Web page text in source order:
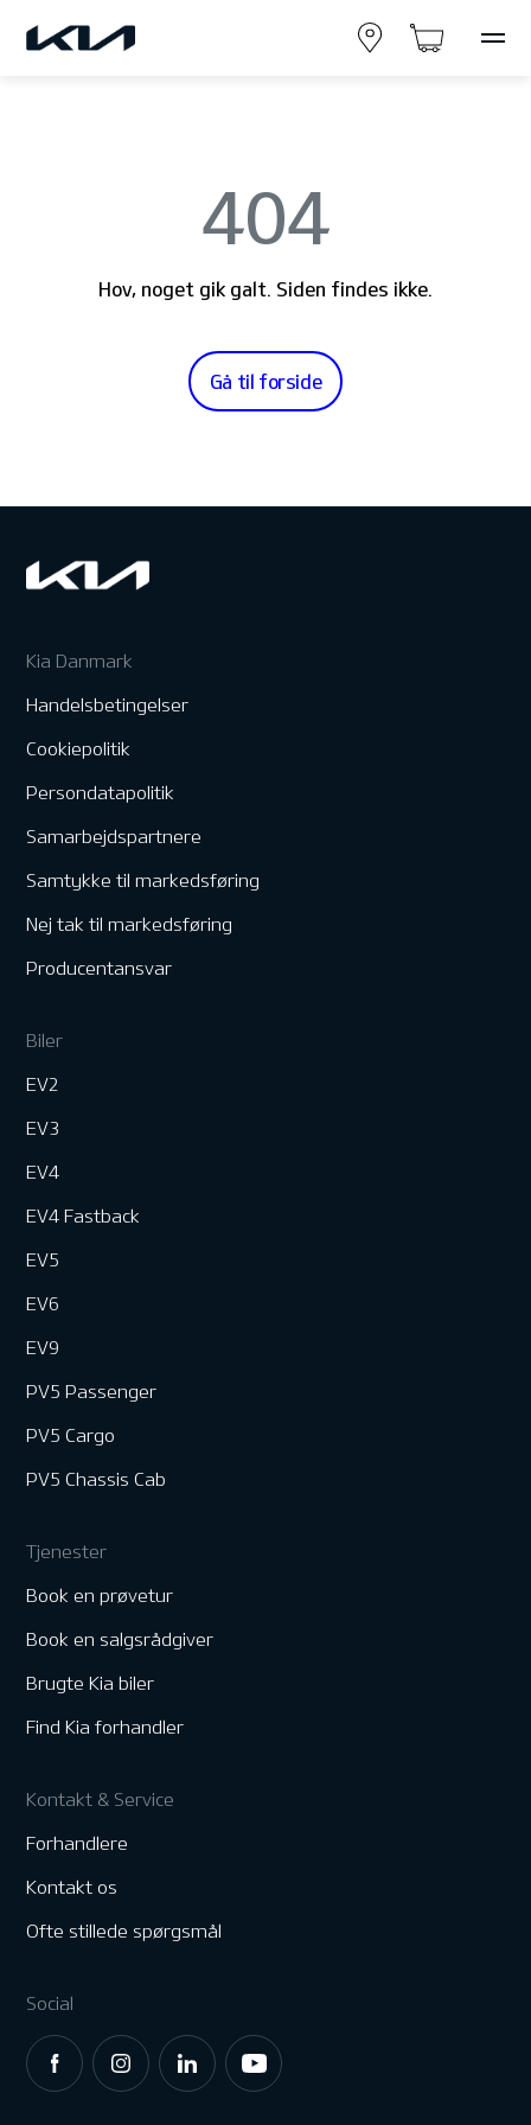
404
Hov, noget gik galt. Siden findes ikke.
Gå til forside
Kia Danmark
Handelsbetingelser
Cookiepolitik
Persondatapolitik
Samarbejdspartnere
Samtykke til markedsføring
Nej tak til markedsføring
Producentansvar
Biler
EV2
EV3
EV4
EV4 Fastback
EV5
EV6
EV9
PV5 Passenger
PV5 Cargo
PV5 Chassis Cab
Tjenester
Book en prøvetur
Book en salgsrådgiver
Brugte Kia biler
Find Kia forhandler
Kontakt & Service
Forhandlere
Kontakt os
Ofte stillede spørgsmål
Social